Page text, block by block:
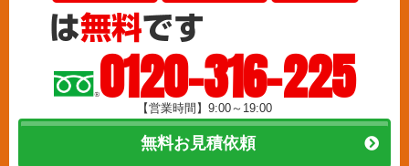
0120-316-225
【営業時間】9:00～19:00
無料お見積依頼